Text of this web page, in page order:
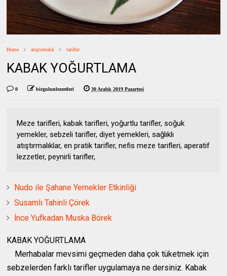
Home atıştırmalık tarifler
KABAK YOĞURTLAMA
0 birgulunlezzetleri 30 Aralık 2019 Pazartesi
Meze tarifleri, kabak tarifleri, yoğurtlu tarifler, soğuk
yemekler, sebzeli tarifler, diyet yemekleri, sağlıklı
atıştırmalıklar, en pratik tarifler, nefis meze tarifleri, aperatif
lezzetler, peynirli tarifler,
Nudo ile Şahane Yemekler Etkinliği
Susamlı Tahinli Çörek
İnce Yufkadan Muska Börek
KABAK YOĞURTLAMA
Merhabalar mevsimi geçmeden daha çok tüketmek için
sebzelerden farklı tarifler uygulamaya ne dersiniz. Kabak